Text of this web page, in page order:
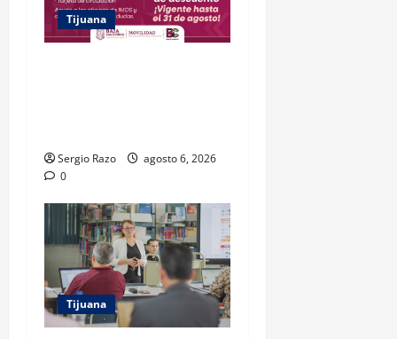
Tijuana
Sergio Razo
agosto 6, 2026
0
Tijuana